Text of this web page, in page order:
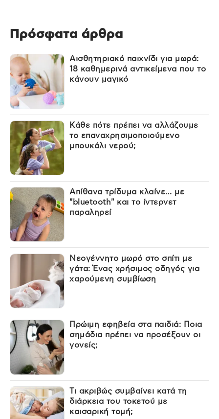
Πρόσφατα άρθρα
Αισθητηριακό παιχνίδι για μωρά:
18 καθημερινά αντικείμενα που το
κάνουν μαγικό
Κάθε πότε πρέπει να αλλάζουμε
το επαναχρησιμοποιούμενο
μπουκάλι νερού;
Απίθανα τρίδυμα κλαίνε… με
"bluetooth" και το ίντερνετ
παραληρεί
Νεογέννητο μωρό στο σπίτι με
γάτα: Ένας χρήσιμος οδηγός για
χαρούμενη συμβίωση
Πρώιμη εφηβεία στα παιδιά: Ποια
σημάδια πρέπει να προσέξουν οι
γονείς;
Τι ακριβώς συμβαίνει κατά τη
διάρκεια του τοκετού με
καισαρική τομή;